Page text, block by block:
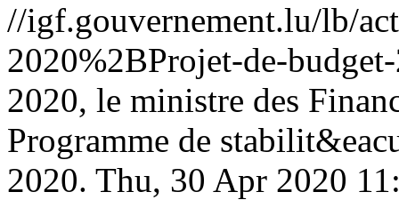
//igf.gouvernement.lu/lb/
2020%2BProjet-de-
2020, le ministre des
Programme de
2020. Thu, 30 Apr 2020